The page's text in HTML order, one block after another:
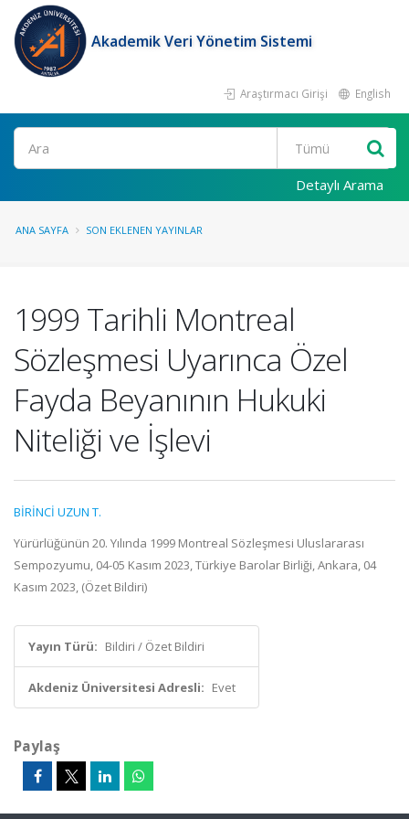
Akademik Veri Yönetim Sistemi
Araştırmacı Girişi English
Ara
Detaylı Arama
ANA SAYFA SON EKLENEN YAYINLAR
1999 Tarihli Montreal
Sözleşmesi Uyarınca Özel
Fayda Beyanının Hukuki
Niteliği ve İşlevi
BİRİNCİ UZUN T.
Yürürlüğünün 20. Yılında 1999 Montreal Sözleşmesi Uluslararası
Sempozyumu, 04-05 Kasım 2023, Türkiye Barolar Birliği, Ankara, 04
Kasım 2023, (Özet Bildiri)
Yayın Türü: Bildiri / Özet Bildiri
Akdeniz Üniversitesi Adresli: Evet
Paylaş